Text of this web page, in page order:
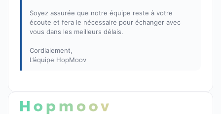
Soyez assurée que notre équipe reste à votre
écoute et fera le nécessaire pour échanger avec
vous dans les meilleurs délais.
Cordialement,
L’équipe HopMoov